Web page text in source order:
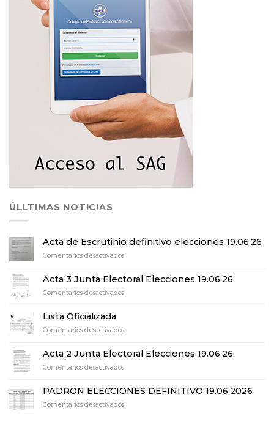
ÚLLTIMAS NOTICIAS
Acta de Escrutinio definitivo elecciones 19.06.26
Comentarios desactivadosen
de
Escrutinio
definitivo
Acta 3 Junta Electoral Elecciones 19.06.26
Comentarios desactivadosen
Electoral
19.06.26
Lista Oficializada
Comentarios desactivadosen
Oficializada
Acta 2 Junta Electoral Elecciones 19.06.26
Comentarios desactivadosen
2
Junta
Electoral
PADRON ELECCIONES DEFINITIVO 19.06.2026
Comentarios desactivadosen